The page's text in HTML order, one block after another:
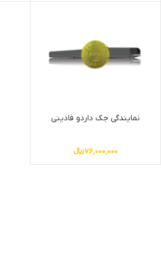
نمایندگی جک داردو فادینی
76,000,000﷼